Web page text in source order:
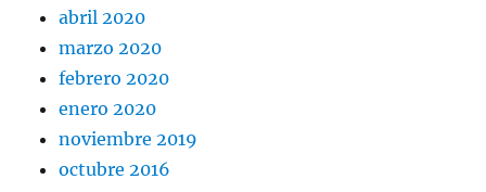
abril 2020
marzo 2020
febrero 2020
enero 2020
noviembre 2019
octubre 2016